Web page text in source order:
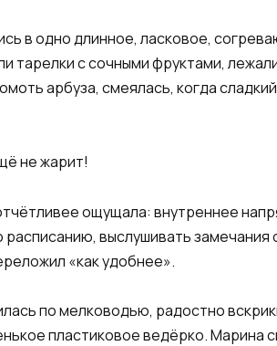
в одно длинное, ласковое,
тарелки с сочными фруктами,
арбуза, смеялась, когда
не жарит!
ощущала: внутреннее
выслушивать
«как удобнее».
по мелководью, радостно
пластиковое ведёрко. Марина